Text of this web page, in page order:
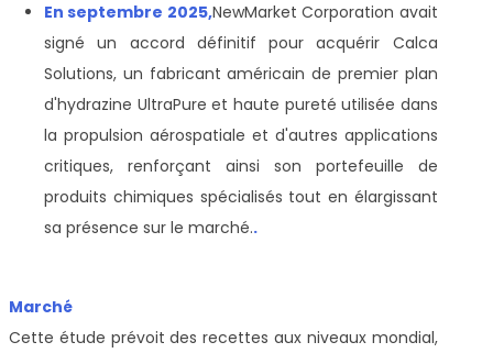
En septembre 2025,NewMarket Corporation avait
signé un accord définitif pour acquérir Calca
Solutions, un fabricant américain de premier plan
d'hydrazine UltraPure et haute pureté utilisée dans
la propulsion aérospatiale et d'autres applications
critiques, renforçant ainsi son portefeuille de
produits chimiques spécialisés tout en élargissant
sa présence sur le marché..
Marché
Cette étude prévoit des recettes aux niveaux mondial,